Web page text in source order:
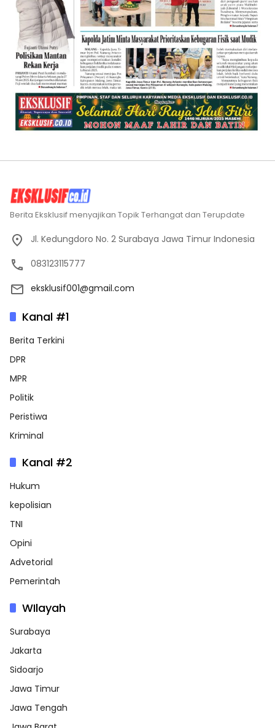
Berita Eksklusif menyajikan Topik Terhangat dan Terupdate
Jl. Kedungdoro No. 2 Surabaya Jawa Timur Indonesia
083123115777
eksklusif001@gmail.com
Kanal #1
Berita Terkini
DPR
MPR
Politik
Peristiwa
Kriminal
Kanal #2
Hukum
kepolisian
TNI
Opini
Advetorial
Pemerintah
WIlayah
Surabaya
Jakarta
Sidoarjo
Jawa Timur
Jawa Tengah